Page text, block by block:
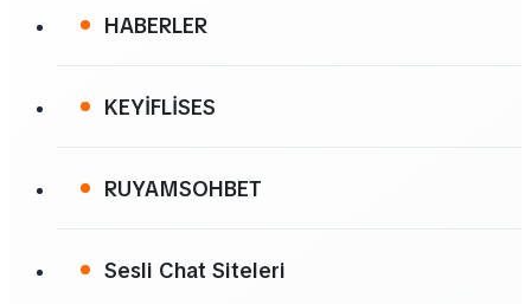
HABERLER
KEYİFLİSES
RUYAMSOHBET
Sesli Chat Siteleri